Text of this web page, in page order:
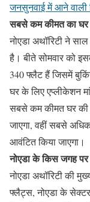
जनसुनवाई में आने वाली
सबसे कम कीमत का घर
नोएडा अथॉरिटी ने
है। बीते सोमवार को
340 फ्लैट हैं जिसमें
घर के लिए एप्लीकेशन
सबसे कम कीमत घर की
जाएगा, वहीं सबसे
आवंटित किया जाएगा।
नोएडा के किस जगह
नोएडा अथॉरिटी की
फ्लैट्स, नोएडा के